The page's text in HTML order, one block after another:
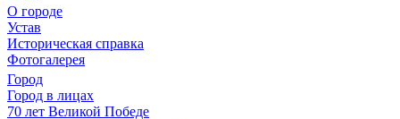
О городе
Устав
Историческая справка
Фотогалерея
Город
Город в лицах
70 лет Великой Победе